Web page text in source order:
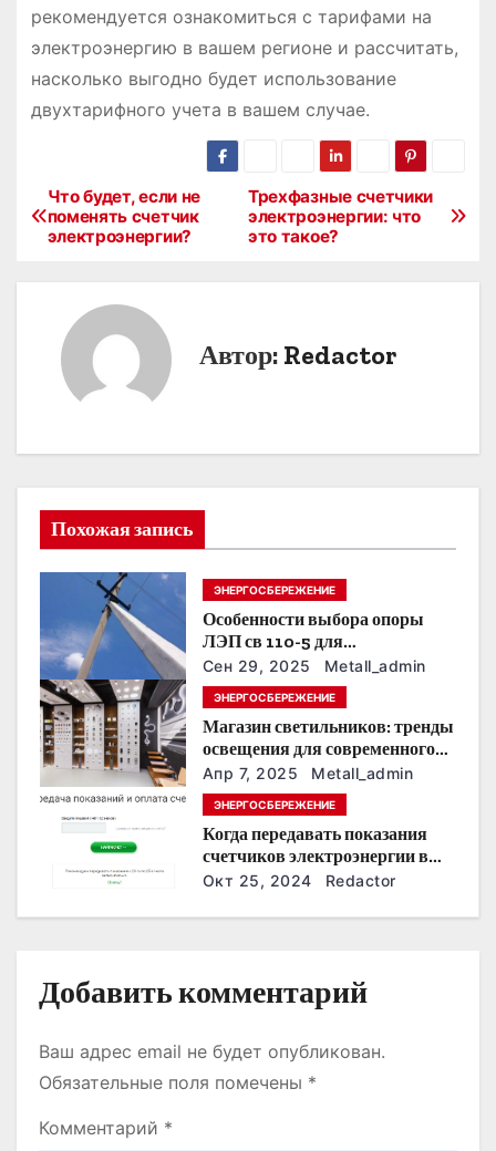
рекомендуется ознакомиться с тарифами на
электроэнергию в вашем регионе и рассчитать,
насколько выгодно будет использование
двухтарифного учета в вашем случае.
Н
и
я
о
з
а
п
я
Трехфазные счетчики
электроэнергии: что
это такое?
Что будет, если не
поменять счетчик
электроэнергии?
Автор: Redactor
Похожая запись
ЭНЕРГОСБЕРЕЖЕНИЕ
Особенности выбора опоры
ЛЭП св 110-5 для
строительства электросетей
Сен 29, 2025 Metall_admin
ЭНЕРГОСБЕРЕЖЕНИЕ
Магазин светильников: тренды
освещения для современного
интерьера
Апр 7, 2025 Metall_admin
ЭНЕРГОСБЕРЕЖЕНИЕ
Когда передавать показания
счетчиков электроэнергии в
Дзержинске?
Окт 25, 2024 Redactor
Добавить комментарий
Ваш адрес email не будет опубликован.
Обязательные поля помечены *
Комментарий *